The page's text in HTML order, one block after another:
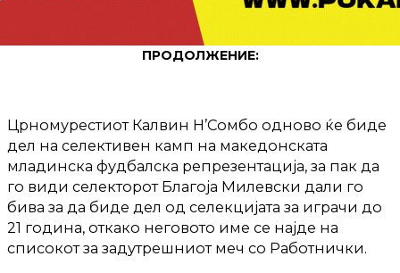
ПРОДОЛЖЕНИЕ:
Црномурестиот Калвин Н’Сомбо одново ќе биде
дел на селективен камп на македонската
младинска фудбалска репрезентација, за пак да
го види селекторот Благоја Милевски дали го
бива за да биде дел од селекцијата за играчи до
21 година, откако неговото име се најде на
списокот за задутрешниот меч со Работнички.